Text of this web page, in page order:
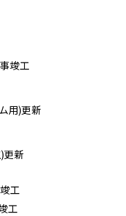
竣工
用)更新
更新
工
工